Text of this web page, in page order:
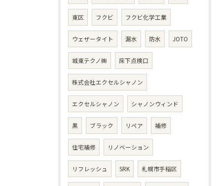
東区 フクビ フクビ化学工業
ウェザータイト 漏水 防水 JOTO
城東テクノ㈱ 床下点検口
株式会社エクセルシャノン
エクセルシャノン シャノンウィンド
黒 ブラック リペア 補修
住宅補修 リノベーション
リフレッシュ SRK 札幌市手稲区